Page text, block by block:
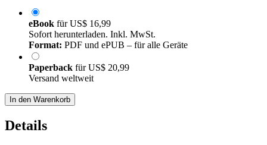
eBook fürUS$ 16,99
Sofort herunterladen. Inkl. MwSt.
Format: PDF und ePUB – für alle Geräte
Paperback fürUS$ 20,99
Versand weltweit
In den Warenkorb
Details